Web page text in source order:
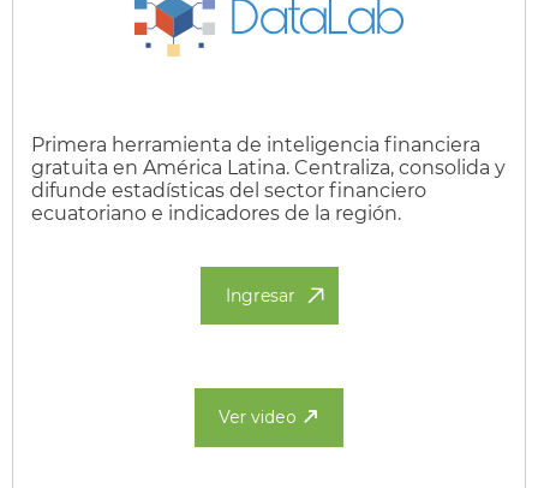
Primera herramienta de inteligencia financiera
gratuita en América Latina. Centraliza, consolida y
difunde estadísticas del sector financiero
ecuatoriano e indicadores de la región.
Ingresar
Ver video